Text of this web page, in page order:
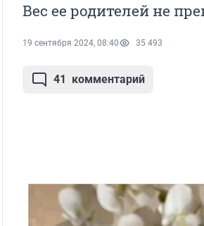
Вес ее родителей не
19 сентября 2024, 08:40 35 493
41 комментарий